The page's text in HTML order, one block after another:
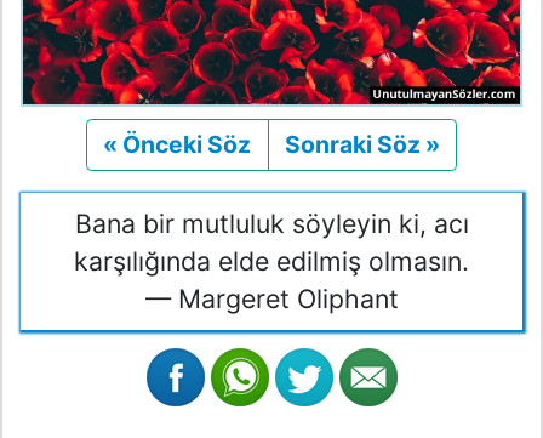
« Önceki Söz Önceki
Sonraki Söz »
Bana bir mutluluk söyleyin ki, acı
karşılığında elde edilmiş olmasın.
— Margeret Oliphant